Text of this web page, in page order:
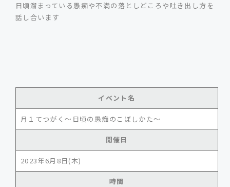
日頃溜まっている愚痴や不満の落としどころや吐き出し方を
話し合います
イベント名
月１てつがく〜日頃の愚痴のこぼしかた〜
開催日
2023年6月8日(木)
時間